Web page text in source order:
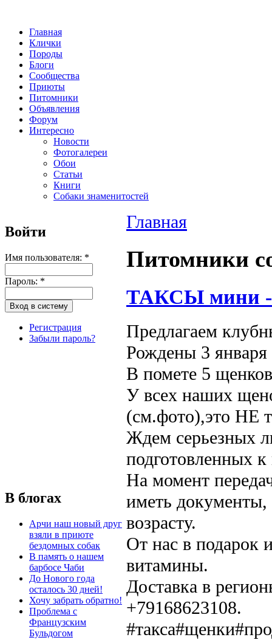
Главная
Клички
Породы
Блоги
Сообщества
Приюты
Питомники
Объявления
Форум
Интересно
Новости
Фотогалереи
Обои
Статьи
Книги
Собаки знаменитостей
Войти
Имя пользователя: *
Пароль: *
Регистрация
Забыли пароль?
В блогах
Арчи наш новый друг
взяли в приюте
бездомных собак
В память о нашем
барбосе Чаби
До Нового года
осталось 30 дней!
Хочу забрать обратно!
Проблема с
Французским
Бульдогом
Главная
Питомники
ТАКСЫ мини -
Предлагаем
Рождены 3 января
В помете 5
У всех наших
(см.фото),это НЕ
Ждем серьезных
подготовленных
На момент
иметь документы,
возрасту.
От нас в подарок
витамины.
Доставка в
+79168623108.